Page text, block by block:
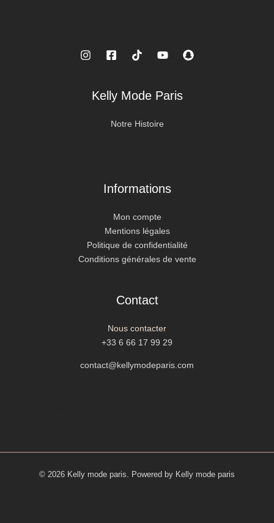
Kelly Mode Paris
Notre Histoire
Informations
Mon compte
Mentions légales
Politique de confidentialité
Conditions générales de vente
Contact
Nous contacter
+33 6 66 17 99 29
contact@kellymodeparis.com
© 2026 Kelly mode paris. Powered by Kelly mode paris